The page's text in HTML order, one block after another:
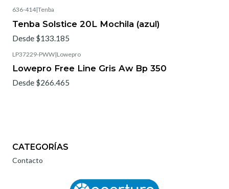
636-414|Tenba
Tenba Solstice 20L Mochila (azul)
Desde $133.185
LP37229-PWW|Lowepro
Lowepro Free Line Gris Aw Bp 350
Desde $266.465
CATEGORÍAS
Contacto